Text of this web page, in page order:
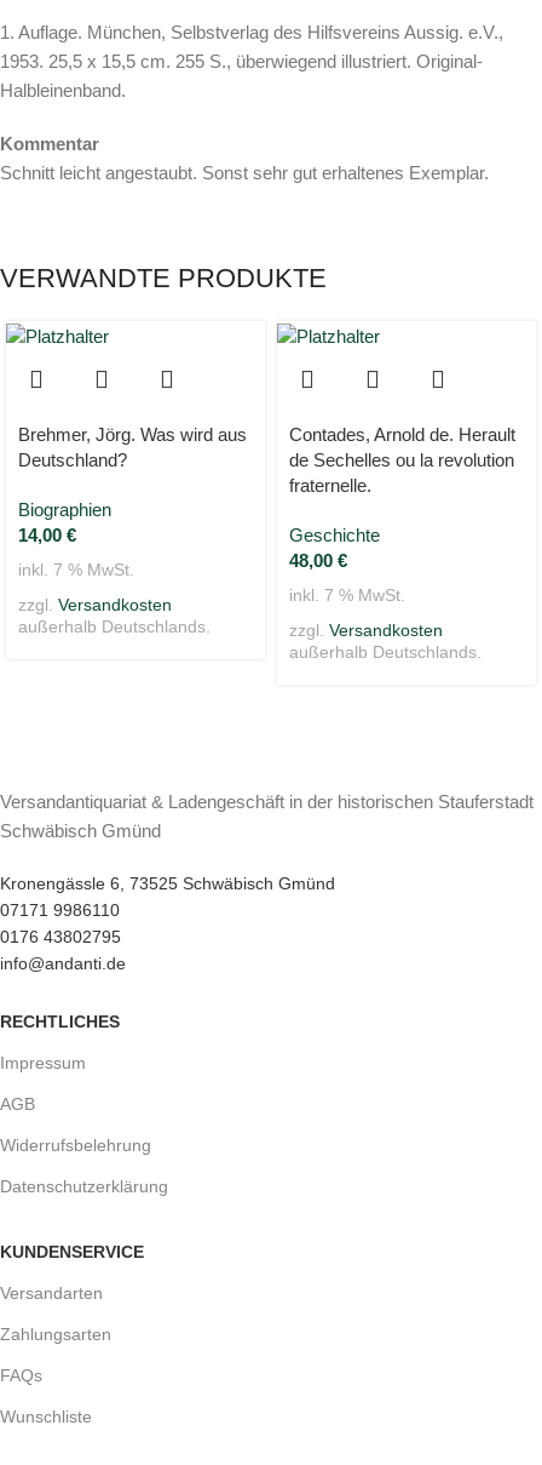
1. Auflage. München, Selbstverlag des Hilfsvereins Aussig. e.V.,
1953. 25,5 x 15,5 cm. 255 S., überwiegend illustriert. Original-
Halbleinenband.
Kommentar
Schnitt leicht angestaubt. Sonst sehr gut erhaltenes Exemplar.
VERWANDTE PRODUKTE
Brehmer, Jörg. Was wird aus
Deutschland?
Biographien
14,00 €
inkl. 7 % MwSt.
zzgl. Versandkosten
außerhalb Deutschlands.
Contades, Arnold de. Herault
de Sechelles ou la revolution
fraternelle.
Geschichte
48,00 €
inkl. 7 % MwSt.
zzgl. Versandkosten
außerhalb Deutschlands.
Versandantiquariat & Ladengeschäft in der historischen Stauferstadt
Schwäbisch Gmünd
Kronengässle 6, 73525 Schwäbisch Gmünd
07171 9986110
0176 43802795
info@andanti.de
RECHTLICHES
Impressum
AGB
Widerrufsbelehrung
Datenschutzerklärung
KUNDENSERVICE
Versandarten
Zahlungsarten
FAQs
Wunschliste